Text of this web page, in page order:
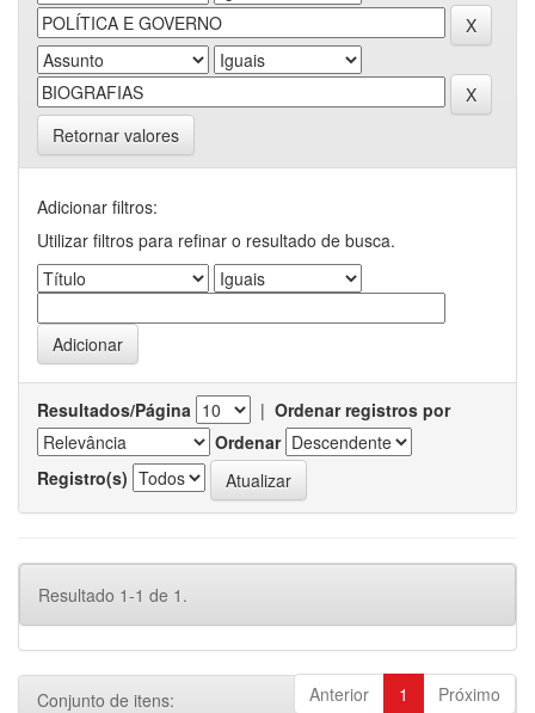
Retornar valores
Adicionar filtros:
Utilizar filtros para refinar o resultado de busca.
Resultados/Página | Ordenar registros por
Ordenar
Registro(s)
Resultado 1-1 de 1.
Anterior 1 Próximo
Conjunto de itens: